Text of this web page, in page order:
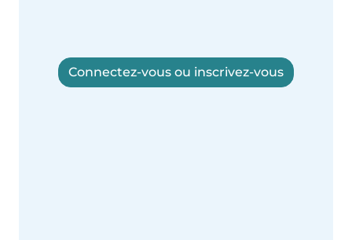
Connectez-vous ou inscrivez-vous